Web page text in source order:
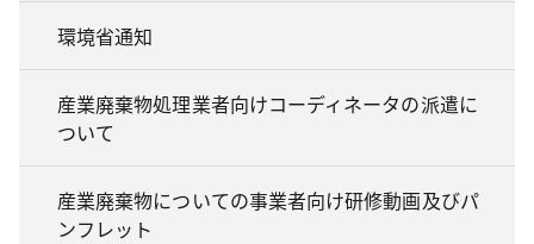
環境省通知
産業廃棄物処理業者向けコーディネータの派遣に
ついて
産業廃棄物についての事業者向け研修動画及びパ
ンフレット